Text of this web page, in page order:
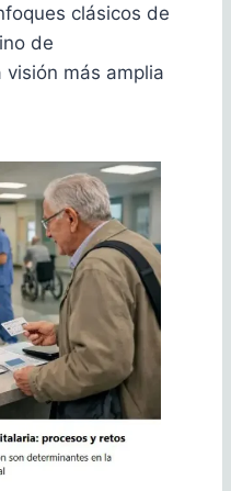
clásicos de
de
más amplia